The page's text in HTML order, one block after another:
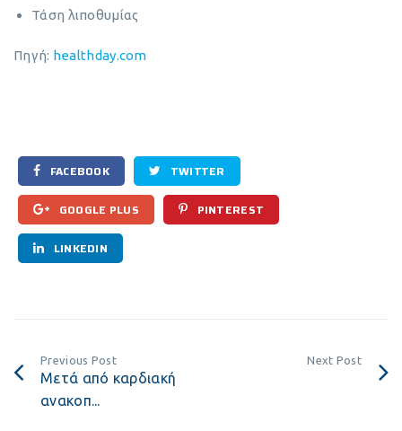
Τάση λιποθυμίας
Πηγή: healthday.com
FACEBOOK TWITTER
GOOGLE PLUS PINTEREST
LINKEDIN
Previous Post
Μετά από καρδιακή
ανακοπ...
Next Post